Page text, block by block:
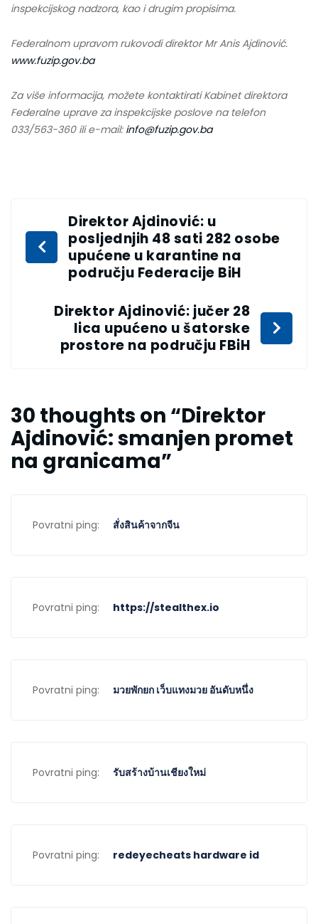
inspekcijskog nadzora, kao i drugim propisima.
Federalnom upravom rukovodi direktor Mr Anis Ajdinović.
www.fuzip.gov.ba
Za više informacija, možete kontaktirati Kabinet direktora
Federalne uprave za inspekcijske poslove na telefon
033/563-360 ili e-mail: info@fuzip.gov.ba
Direktor Ajdinović: u
posljednjih 48 sati 282 osobe
upućene u karantine na
području Federacije BiH
Direktor Ajdinović: jučer 28
lica upućeno u šatorske
prostore na području FBiH
30 thoughts on “Direktor
Ajdinović: smanjen promet
na granicama”
Povratni ping: สั่งสินค้าจากจีน
Povratni ping: https://stealthex.io
Povratni ping: มวยพักยก เว็บแทงมวย อันดับหนึ่ง
Povratni ping: รับสร้างบ้านเชียงใหม่
Povratni ping: redeyecheats hardware id